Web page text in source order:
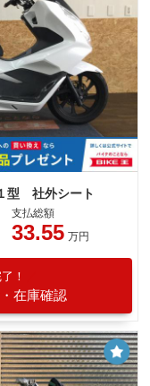
型 社外シート
支払総額
33.55 万円
！
在庫確認